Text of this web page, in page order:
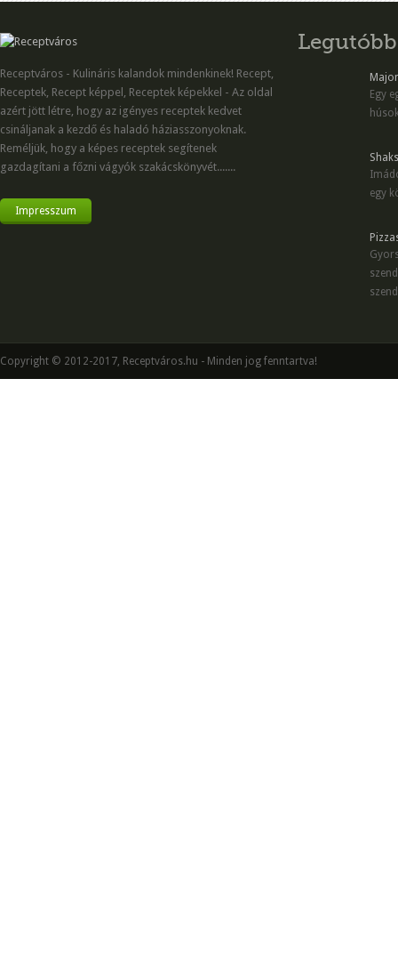
Receptváros - Kulináris kalandok mindenkinek! Recept,
Receptek, Recept képpel, Receptek képekkel - Az oldal
azért jött létre, hogy az igényes receptek kedvet
csináljanak a kezdő és haladó háziasszonyoknak.
Reméljük, hogy a képes receptek segítenek
gazdagítani a főzni vágyók szakácskönyvét.......
Impresszum
Egy
egy
Copyright © 2012-2017, Receptváros.hu - Minden jog fenntartva!